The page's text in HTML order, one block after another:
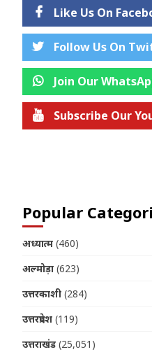
Like Us On
Follow Us On
Join Our
Subscribe Our
Popular
अध्यात्म (460)
अल्मोड़ा (623)
उत्तरकाशी (284)
उत्तरप्रदेश (119)
उत्तराखंड (25,051)